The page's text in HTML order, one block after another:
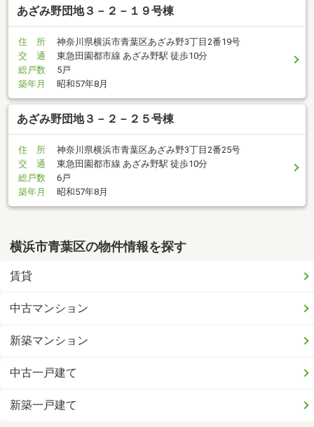
あざみ野団地３－２－１９号棟
住 所
神奈川県横浜市青葉区あざみ野3丁目2番19号
交 通
東急田園都市線 あざみ野駅 徒歩10分
総戸数
5戸
築年月
昭和57年8月
あざみ野団地３－２－２５号棟
住 所
神奈川県横浜市青葉区あざみ野3丁目2番25号
交 通
東急田園都市線 あざみ野駅 徒歩10分
総戸数
6戸
築年月
昭和57年8月
横浜市青葉区の物件情報を探す
賃貸
中古マンション
新築マンション
中古一戸建て
新築一戸建て